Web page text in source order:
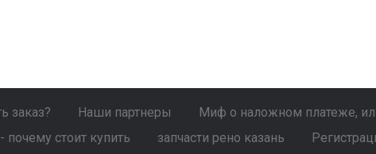
заказ? Наши партнеры
Миф о наложном платеже,
стоит купить запчасти рено казань